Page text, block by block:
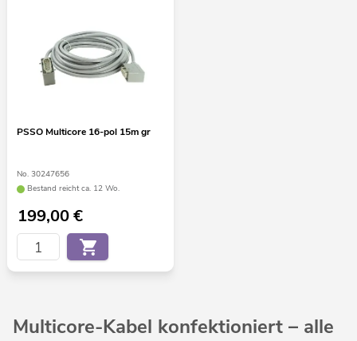
PSSO Multicore 16-pol 15m gr
No. 30247656
Bestand reicht ca. 12 Wo.
199,00€
Multicore-Kabel konfektioniert – alle